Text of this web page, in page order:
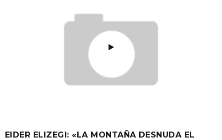
EIDER ELIZEGI: «LA MONTAÑA DESNUDA EL